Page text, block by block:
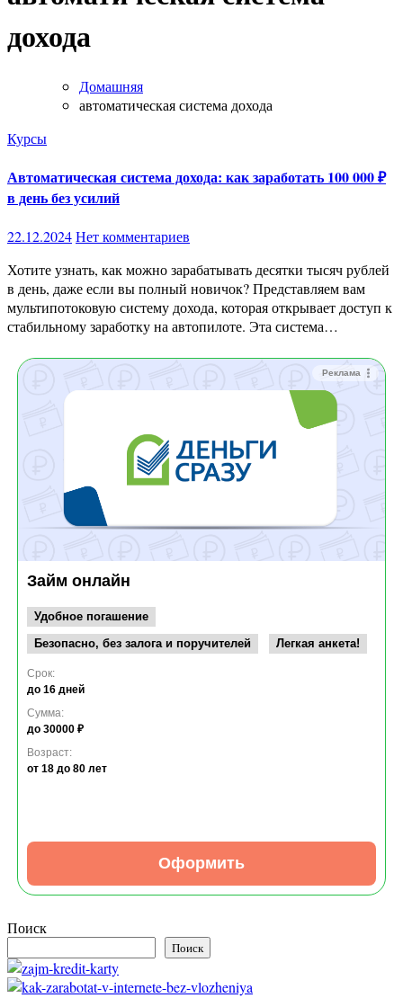
дохода
Домашняя
автоматическая система дохода
Курсы
Автоматическая система дохода: как заработать 100 000 ₽
в день без усилий
22.12.2024Нет комментариев
Хотите узнать, как можно зарабатывать десятки тысяч рублей
в день, даже если вы полный новичок? Представляем вам
мультипотоковую систему дохода, которая открывает доступ к
стабильному заработку на автопилоте. Эта система…
Реклама
Займ онлайн
Удобное погашение
Безопасно, без залога и поручителей
Легкая анкета!
Срок:
до 16 дней
Сумма:
до 30000 ₽
Возраст:
от 18 до 80 лет
Оформить
Поиск
Поиск